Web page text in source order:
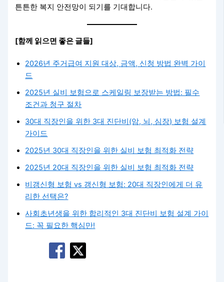
튼튼한 복지 안전망이 되기를 기대합니다.
[함께 읽으면 좋은 글들]
2026년 주거급여 지원 대상, 금액, 신청 방법 완벽 가이
드
2025년 실비 보험으로 스케일링 보장받는 방법: 필수
조건과 청구 절차
30대 직장인을 위한 3대 진단비(암, 뇌, 심장) 보험 설계
가이드
2025년 30대 직장인을 위한 실비 보험 최적화 전략
2025년 20대 직장인을 위한 실비 보험 최적화 전략
비갱신형 보험 vs 갱신형 보험: 20대 직장인에게 더 유
리한 선택은?
사회초년생을 위한 합리적인 3대 진단비 보험 설계 가이
드: 꼭 필요한 핵심만!